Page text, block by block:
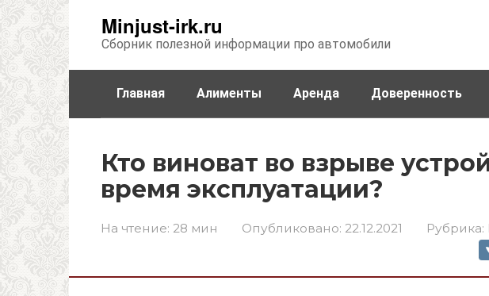
Minjust-irk.ru
Сборник полезной информации про автомобили
Главная Алименты Аренда Доверенность
Кто виноват во взрыве
время эксплуатации?
На чтение: 28 мин Опубликовано: 22.12.2021 Рубрика: